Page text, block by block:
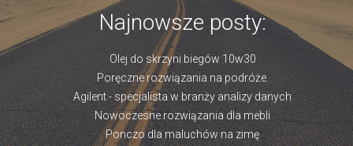
Najnowsze posty:
Olej do skrzyni biegów 10w30
Poręczne rozwiązania na podróże.
Agilent - specjalista w branży analizy danych
Nowoczesne rozwiązania dla mebli
Ponczo dla maluchów na zimę